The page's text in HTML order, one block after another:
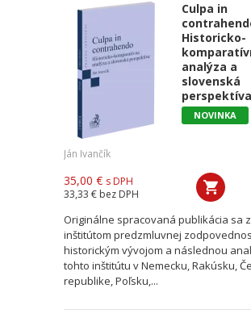
Culpa in
Historicko-
analýza a
slovenská
perspektíva
NOVINKA
Ján Ivančík
35,00 € s DPH
33,33 € bez DPH
Originálne spracovaná publikácia sa
inštitútom predzmluvnej
historickým vývojom a následnou
tohto inštitútu v Nemecku, Rakúsku,
republike, Poľsku,...